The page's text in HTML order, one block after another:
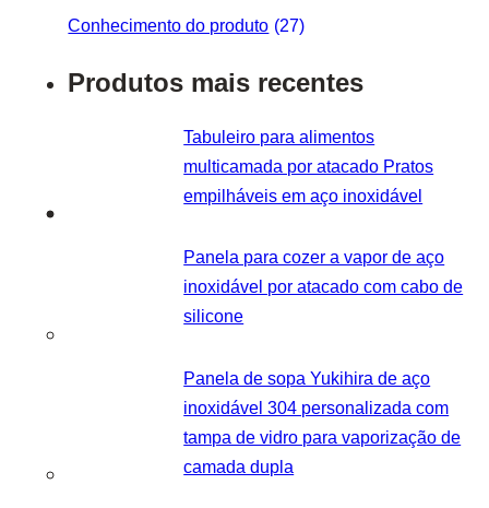
Conhecimento do produto (27)
Produtos mais recentes
Tabuleiro para alimentos
multicamada por atacado Pratos
empilháveis em aço inoxidável
Panela para cozer a vapor de aço
inoxidável por atacado com cabo de
silicone
Panela de sopa Yukihira de aço
inoxidável 304 personalizada com
tampa de vidro para vaporização de
camada dupla